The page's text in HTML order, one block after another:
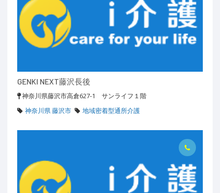
GENKI NEXT藤沢長後
神奈川県藤沢市高倉627-1 サンライフ１階
神奈川県 藤沢市
地域密着型通所介護